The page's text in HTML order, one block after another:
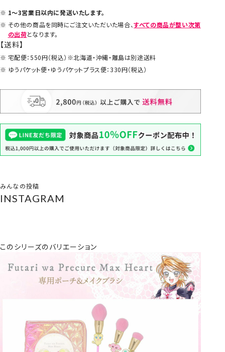
1～3営業日以内に発送いたします。
その他の商品を同時にご注文いただいた場合、すべての商品が整い次第
の出荷となります。
【送料】
宅配便：550円（税込）※北海道・沖縄・離島は別途送料
ゆうパケット便・ゆうパケットプラス便：330円（税込）
みんなの投稿
INSTAGRAM
このシリーズのバリエーション